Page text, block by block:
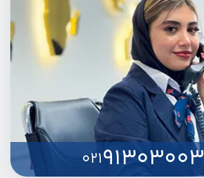
91303003
021